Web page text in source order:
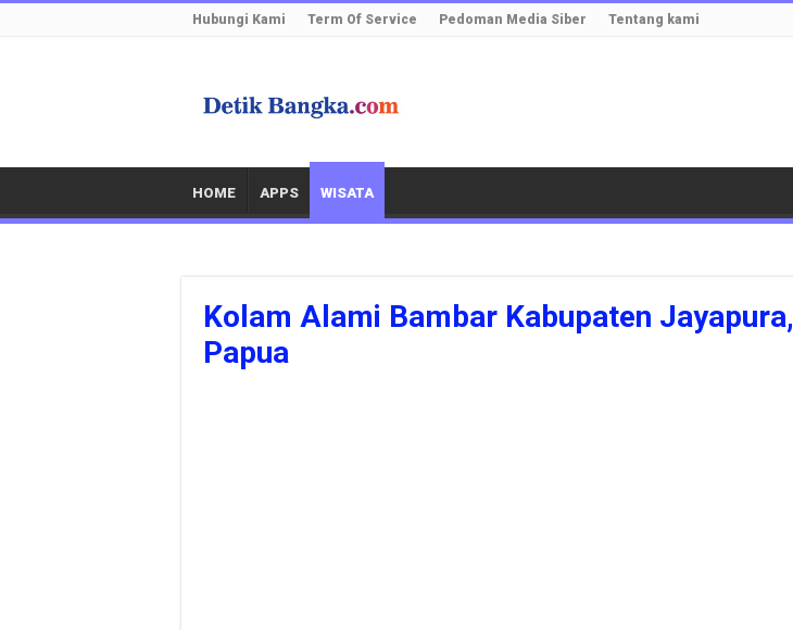
Hubungi Kami Term Of Service Pedoman Media Siber Tentang kami
HOME APPS WISATA
Kolam Alami Bambar Kabupaten Jayapura,
Papua